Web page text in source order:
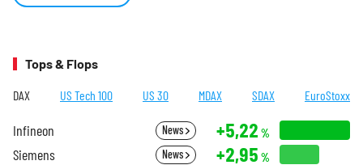
Tops & Flops
DAX US Tech 100 US 30 MDAX SDAX EuroStoxx
Infineon News +5,22 %
Siemens News +2,95 %